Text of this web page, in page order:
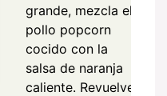
grande, mezcla el
pollo popcorn
cocido con la
salsa de naranja
caliente. Revuelve